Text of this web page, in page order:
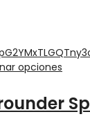
opciones